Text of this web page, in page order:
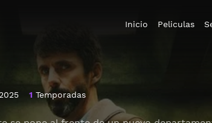
Inicio Peliculas
1Temporadas